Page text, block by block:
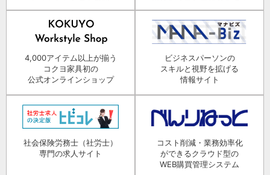
4,000アイテム以上が揃う
コクヨ家具初の
公式オンラインショップ
ビジネスパーソンの
スキルと視野を拡げる
情報サイト
社会保険労務士（社労士）
専門の求人サイト
コスト削減・業務効率化
ができるクラウド型の
WEB購買管理システム